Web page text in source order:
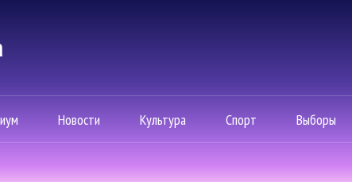
Новости Культура Спорт Выборы